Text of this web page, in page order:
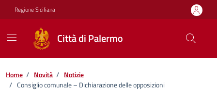
Vai ai contenuti
Vai al footer
Regione Siciliana
Città di Palermo
Home / Novità / Notizie
/ Consiglio comunale – Dichiarazione delle opposizioni